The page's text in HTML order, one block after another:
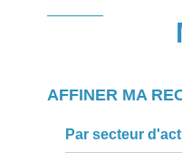
AFFINER MA
Par secteur